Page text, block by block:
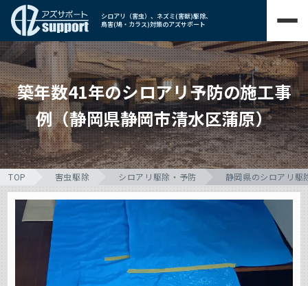
シロアリ（害虫）、ネズミ(害獣)駆除、
鳥害(鳩・カラス)対策のアズサポート
築年数41年のシロアリ予防の施工事
例（静岡県静岡市清水区蒲原）
TOP 害虫駆除 シロアリ駆除・予防 静岡県のシロアリ駆